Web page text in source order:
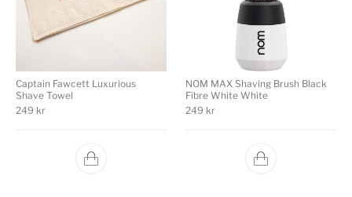
Captain Fawcett Luxurious
Shave Towel
249 kr
NOM MAX Shaving Brush Black
Fibre White White
249 kr